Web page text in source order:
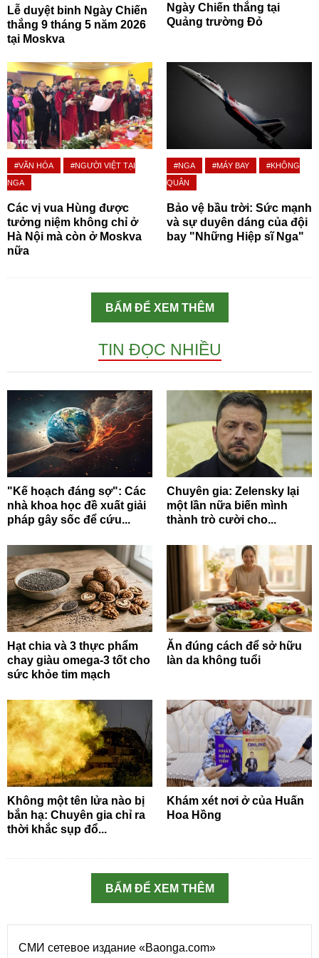
Lễ duyệt binh Ngày Chiến
thắng 9 tháng 5 năm 2026
tại Moskva
Ngày Chiến thắng tại
Quảng trường Đỏ
#VĂN HÓA
#NGƯỜI VIỆT TẠI
NGA
Các vị vua Hùng được
tưởng niệm không chỉ ở
Hà Nội mà còn ở Moskva
nữa
#NGA #MÁY BAY
#KHÔNG
QUÂN
Bảo vệ bầu trời: Sức mạnh
và sự duyên dáng của đội
bay "Những Hiệp sĩ Nga"
BẤM ĐỂ XEM THÊM
TIN ĐỌC NHIỀU
"Kế hoạch đáng sợ": Các
nhà khoa học đề xuất giải
pháp gây sốc để cứu...
Chuyên gia: Zelensky lại
một lần nữa biến mình
thành trò cười cho...
Hạt chia và 3 thực phẩm
chay giàu omega-3 tốt cho
sức khỏe tim mạch
Ăn đúng cách để sở hữu
làn da không tuổi
Không một tên lửa nào bị
bắn hạ: Chuyên gia chỉ ra
thời khắc sụp đổ...
Khám xét nơi ở của Huấn
Hoa Hồng
BẤM ĐỂ XEM THÊM
СМИ сетевое издание «Baonga.com»